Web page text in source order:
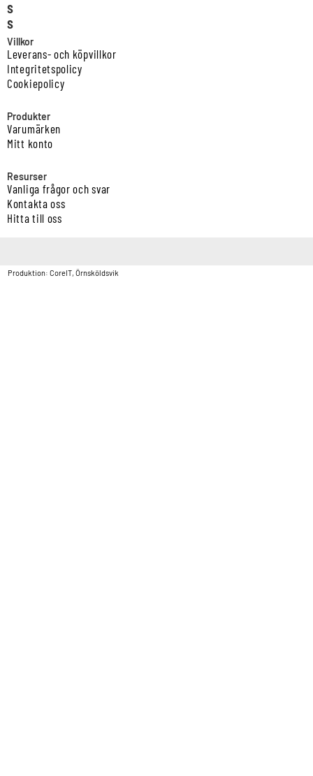
s
s
Villkor
Leverans- och köpvillkor
Integritetspolicy
Cookiepolicy
Produkter
Varumärken
Mitt konto
Resurser
Vanliga frågor och svar
Kontakta oss
Hitta till oss
Produktion: CoreIT, Örnsköldsvik